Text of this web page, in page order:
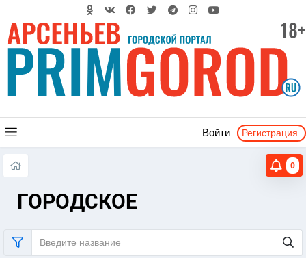
Войти Регистрация
0
ГОРОДСКОЕ